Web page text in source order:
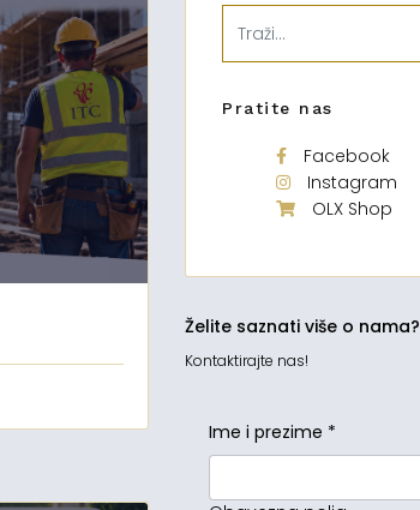
Pratite nas
Facebook
Instagram
OLX Shop
Želite saznati više o nama?
Kontaktirajte nas!
Ime i prezime *